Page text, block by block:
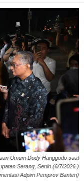
Umum Dody Hanggodo saat
Serang, Senin (6/7/2026.)
Adpim Pemprov Banten)